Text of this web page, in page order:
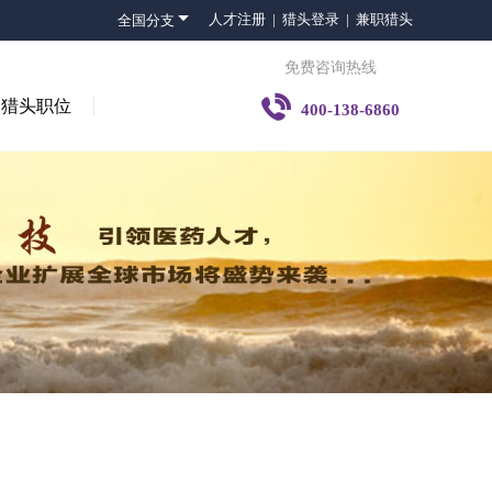
全国分支  人才注册 | 猎头登录 | 兼职猎头
猎头职位
免费咨询热线
 400-138-6860